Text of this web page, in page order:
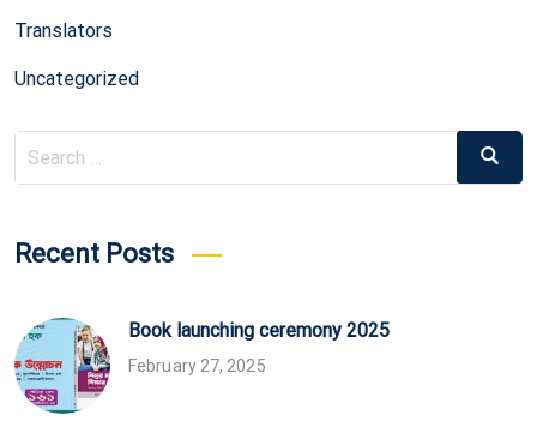
Translators
Uncategorized
Search
Search
Recent Posts
Book launching ceremony 2025
February 27, 2025